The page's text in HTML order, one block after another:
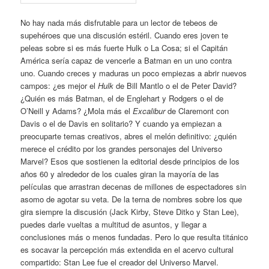
No hay nada más disfrutable para un lector de tebeos de
supehéroes que una discusión estéril. Cuando eres joven te
peleas sobre si es más fuerte Hulk o La Cosa; si el Capitán
América sería capaz de vencerle a Batman en un uno contra
uno. Cuando creces y maduras un poco empiezas a abrir nuevos
campos: ¿es mejor elHulk de Bill Mantlo o el de Peter David?
¿Quién es más Batman, el de Englehart y Rodgers o el de
O’Neill y Adams? ¿Mola más elExcaliburde Claremont con
Davis o el de Davis en solitario? Y cuando ya empiezan a
preocuparte temas creativos, abres el melón definitivo: ¿quién
merece el crédito por los grandes personajes del Universo
Marvel? Esos que sostienen la editorial desde principios de los
años 60 y alrededor de los cuales giran la mayoría de las
películas que arrastran decenas de millones de espectadores sin
asomo de agotar su veta. De la terna de nombres sobre los que
gira siempre la discusión (Jack Kirby, Steve Ditko y Stan Lee),
puedes darle vueltas a multitud de asuntos, y llegar a
conclusiones más o menos fundadas. Pero lo que resulta titánico
es socavar la percepción más extendida en el acervo cultural
compartido: Stan Lee fue el creador del Universo Marvel.